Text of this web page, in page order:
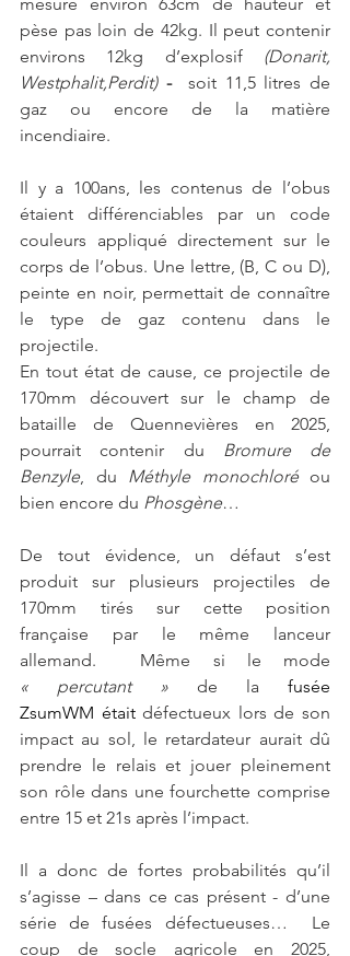
pèse pas loin de 42kg. Il peut contenir
environs 12kg d’explosif (Donarit,
Westphalit,Perdit) - soit 11,5 litres de
gaz ou encore de la matière
incendiaire.
Il y a 100ans, les contenus de l’obus
étaient différenciables par un code
couleurs appliqué directement sur le
corps de l’obus. Une lettre, (B, C ou D),
peinte en noir, permettait de connaître
le type de gaz contenu dans le
projectile.
En tout état de cause, ce projectile de
170mm découvert sur le champ de
bataille de Quennevières en 2025,
pourrait contenir du Bromure de
Benzyle, du Méthyle monochloré ou
bien encore du Phosgène…
De tout évidence, un défaut s’est
produit sur plusieurs projectiles de
170mm tirés sur cette position
française
par le même lanceur
« percutant » de la fusée
ZsumWM était défectueux lors de son
impact au sol, le retardateur aurait dû
prendre le relais et jouer pleinement
son rôle dans une fourchette comprise
entre 15 et 21s après l’impact.
Il a donc de fortes probabilités qu’il
s’agisse – dans ce cas présent - d’une
série de fusées défectueuses…  Le
coup de socle agricole en 2025,